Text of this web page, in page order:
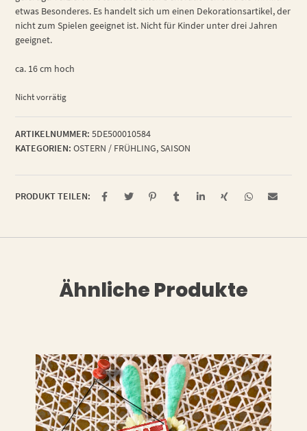
etwas Besonderes. Es handelt sich um einen Dekorationsartikel, der
nicht zum Spielen geeignet ist. Nicht für Kinder unter drei Jahren
geeignet.
ca. 16 cm hoch
Nicht vorrätig
ARTIKELNUMMER: 5DE500010584
KATEGORIEN: OSTERN / FRÜHLING,SAISON
PRODUKT TEILEN:
Ähnliche Produkte